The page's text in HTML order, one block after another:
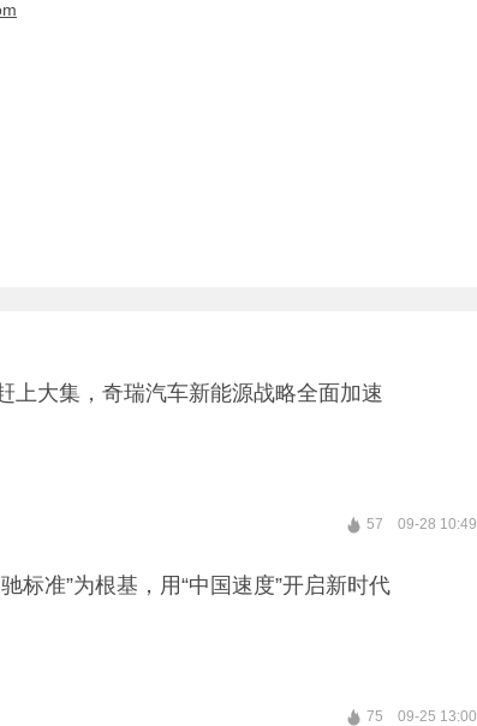
上大集，奇瑞汽车新能源战略全面加速
57 09-28 10:49
标准”为根基，用“中国速度”开启新时代
75 09-25 13:00